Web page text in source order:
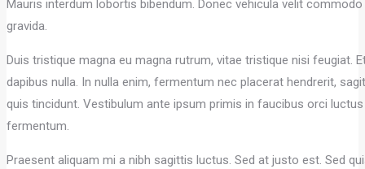
Mauris interdum lobortis bibendum. Donec vehicula velit
gravida.
Duis tristique magna eu magna rutrum, vitae tristique nisi feugiat.
dapibus nulla. In nulla enim, fermentum nec placerat hendrerit,
quis tincidunt. Vestibulum ante ipsum primis in faucibus orci
fermentum.
Praesent aliquam mi a nibh sagittis luctus. Sed at justo est. Sed